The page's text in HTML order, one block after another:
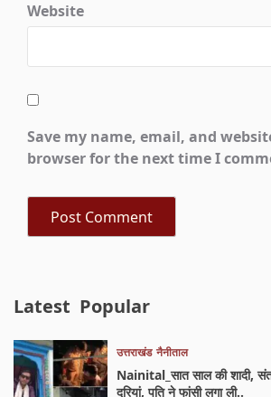
Website
Save my name, email, and
browser for the next time I
Latest Popular
उत्तराखंड नैनीताल
Nainital_सात साल की शादी,
दूरियां, पति ने फांसी लगा ली..